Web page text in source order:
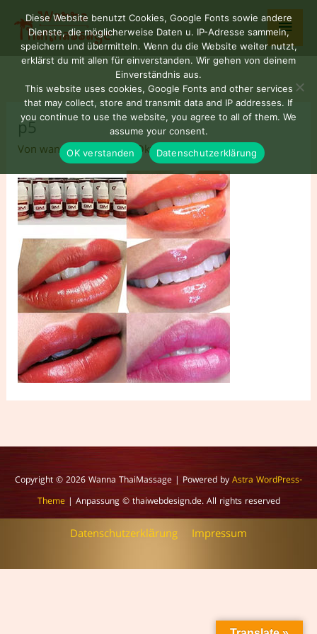
Inhalt
springen
p5
VonwannaNUAD77/9. Oktober 2025
Copyright © 2026Wanna ThaiMassage | Powered byAstra WordPress-
Theme| Anpassung © thaiwebdesign.de. All rights reserved
Datenschutzerklärung Impressum
Diese Website benutzt Cookies, Google Fonts sowie andere
Dienste, die möglicherweise Daten u. IP-Adresse sammeln,
speichern und übermitteln. Wenn du die Website weiter nutzt,
erklärst du mit allen für einverstanden. Wir gehen von deinem
Einverständnis aus.
This website uses cookies, Google Fonts and other services
that may collect, store and transmit data and IP addresses. If
you continue to use the website, you agree to all of them. We
assume your consent.
OK verstanden
Datenschutzerklärung